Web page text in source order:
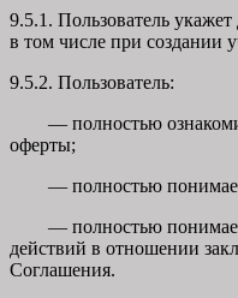
9.5.1. Пользователь
в том числе при создании
9.5.2. Пользователь:
— полностью
оферты;
— полностью понимает
— полностью понимает
действий в отношении
Соглашения.